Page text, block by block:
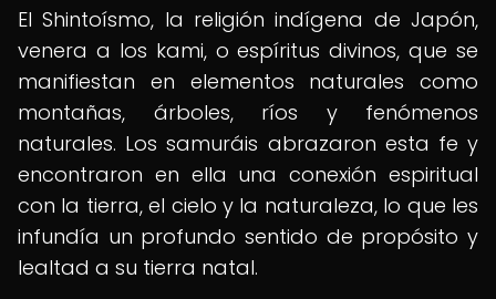
El Shintoísmo, la religión indígena de Japón,
venera a los kami, o espíritus divinos, que se
manifiestan en elementos naturales como
montañas, árboles, ríos y fenómenos
naturales. Los samuráis abrazaron esta fe y
encontraron en ella una conexión espiritual
con la tierra, el cielo y la naturaleza, lo que les
infundía un profundo sentido de propósito y
lealtad a su tierra natal.